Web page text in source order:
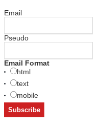
Email
Pseudo
Email Format
html
text
mobile